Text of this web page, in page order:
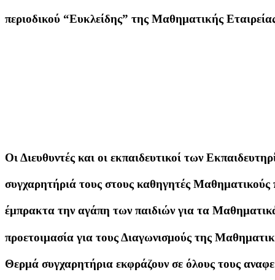
περιοδικού “Ευκλείδης” της Μαθηματικής
Οι Διευθυντές και οι εκπαιδευτικοί των
συγχαρητήριά τους στους καθηγητές
έμπρακτα την αγάπη των παιδιών για τα
προετοιμασία για τους Διαγωνισμούς της
Θερμά συγχαρητήρια εκφράζουν σε όλους τους